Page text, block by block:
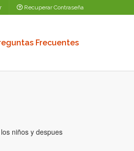
Recuperar Contraseña
Frecuentes
niños y despues